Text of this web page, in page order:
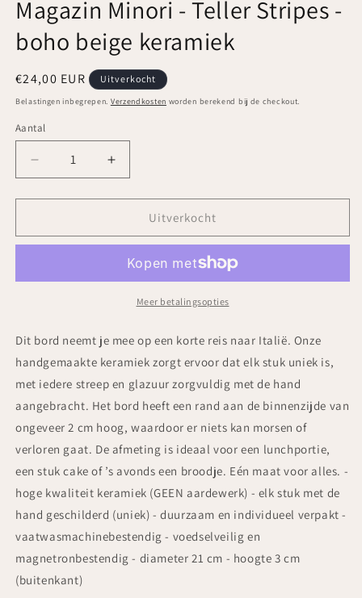
Magazin Minori - Teller Stripes -
boho beige keramiek
Normale
prijs
€24,00 EUR Uitverkocht
Belastingen inbegrepen. Verzendkosten worden berekend bij de checkout.
Aantal
Aantal
Aantal
verlagen
voor
Minori
Stripes
beige
Aantal
verhogen
voor
Magazin
Minori
Teller
Stripes
beige
Uitverkocht
Meer betalingsopties
Dit bord neemt je mee op een korte reis naar Italië. Onze
handgemaakte keramiek zorgt ervoor dat elk stuk uniek is,
met iedere streep en glazuur zorgvuldig met de hand
aangebracht. Het bord heeft een rand aan de binnenzijde van
ongeveer 2 cm hoog, waardoor er niets kan morsen of
verloren gaat. De afmeting is ideaal voor een lunchportie,
een stuk cake of ’s avonds een broodje. Eén maat voor alles. -
hoge kwaliteit keramiek (GEEN aardewerk) - elk stuk met de
hand geschilderd (uniek) - duurzaam en individueel verpakt -
vaatwasmachinebestendig - voedselveilig en
magnetronbestendig - diameter 21 cm - hoogte 3 cm
(buitenkant)